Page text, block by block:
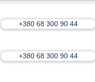
+380 68 300 90 44
+380 68 300 90 44